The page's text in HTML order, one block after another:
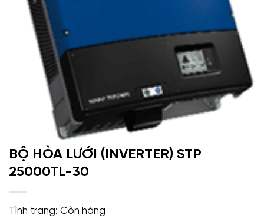
BỘ HÒA LƯỚI (INVERTER) STP
25000TL-30
Tình trạng: Còn hàng